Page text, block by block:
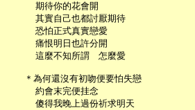
     期待你的花會開
     其實自己也都討厭期待
     恐怕正式真實戀愛
     痛恨明日也許分開
     這麼不知所謂　怎麼愛
   ＊為何還沒有初吻便要怕失戀
     約會末完便挂念
     傻得我晚上過份祈求明天